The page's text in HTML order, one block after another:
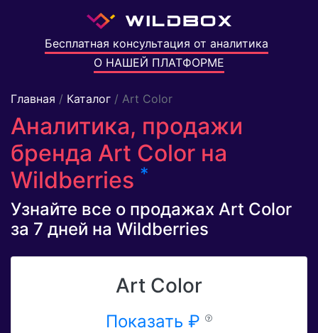
Бесплатная консультация от аналитика
О НАШЕЙ ПЛАТФОРМЕ
Главная / Каталог / Art Color
Аналитика, продажи
бренда Art Color на
Wildberries *
Узнайте все о продажах Art Color
за 7 дней на Wildberries
Art Color
Показать ₽